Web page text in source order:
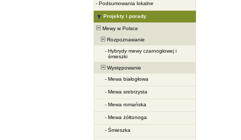
- Podsumowania lokalne
Projekty i porady
Mewy w Polsce
Rozpoznawanie
- Hybrydy mewy czarnogłowej i
śmieszki
Występowanie
- Mewa białogłowa
- Mewa srebrzysta
- Mewa romańska
- Mewa żółtonoga
- Śmieszka